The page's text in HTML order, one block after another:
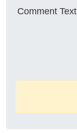
Comment